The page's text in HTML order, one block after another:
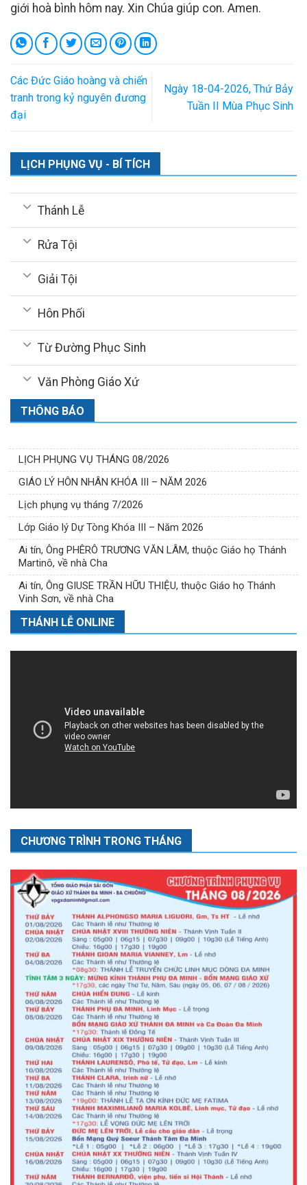
giới hoà bình hôm nay. Xin Chúa giúp con. Amen.
Các Đức Giáo hoàng và chiến
tranh trong kỷ nguyên đương
đại
Ngày 18-04-2026, Thứ Bảy
Tuần II Mùa Phục Sinh
LỊCH PHỤNG VỤ - BÍ TÍCH
Thánh Lễ
Rửa Tội
Giải Tội
Hôn Phối
Từ Đường Phục Sinh
Văn Phòng Giáo Xứ
THÔNG BÁO
LỊCH PHỤNG VỤ THÁNG 08/2026
GIÁO LÝ HÔN NHÂN KHÓA III – NĂM 2026
Lịch phụng vụ tháng 7/2026
Lớp Giáo lý Dự Tòng Khóa III – Năm 2026
Ai tín, Ông PHÊRÔ TRƯƠNG VĂN LÂM, thuộc Giáo họ Thánh
Martinô, về nhà Cha
Ai tín, Ông GIUSE TRẦN HỮU THIỆU, thuộc Giáo họ Thánh
Vinh Sơn, về nhà Cha
THÁNH LỄ ONLINE
CHƯƠNG TRÌNH TRONG THÁNG